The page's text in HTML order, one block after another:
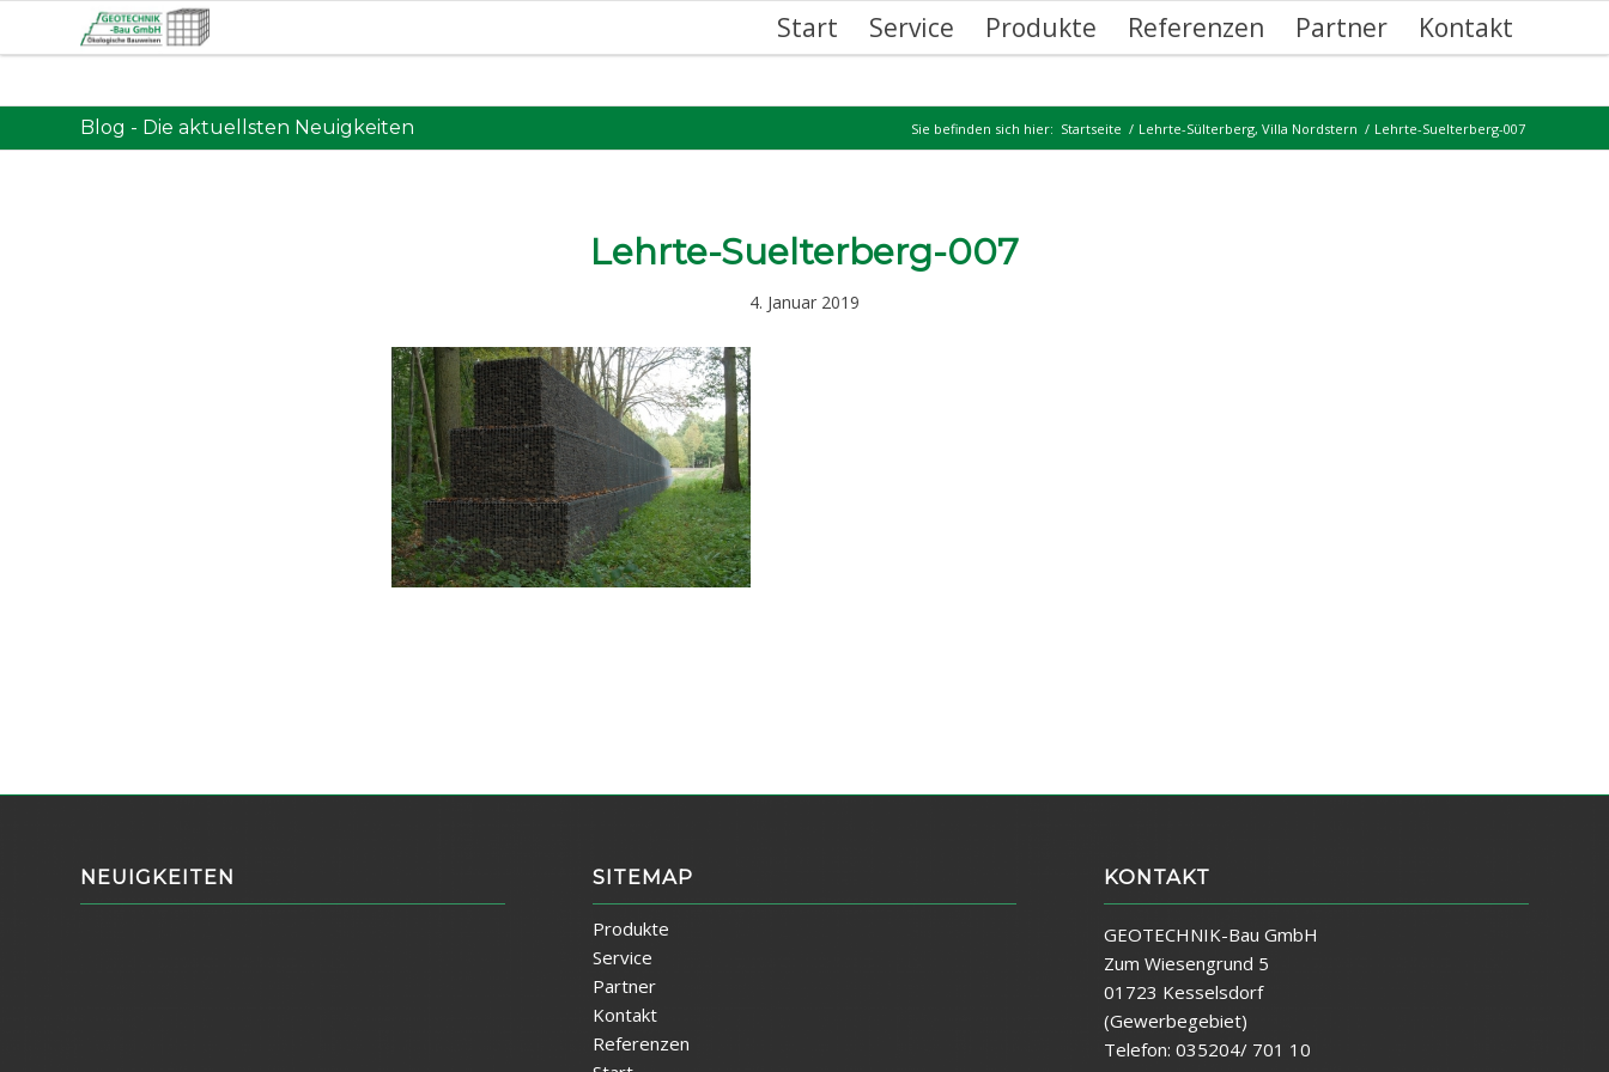
Start Service Produkte Referenzen Partner Kontakt
Blog - Die aktuellsten Neuigkeiten Sie befinden sich hier: Startseite / Lehrte-Sülterberg, Villa Nordstern / Lehrte-Suelterberg-007
Lehrte-Suelterberg-007
4. Januar 2019
NEUIGKEITEN SITEMAP
Produkte
Service
Partner
Kontakt
Referenzen
KONTAKT
GEOTECHNIK-Bau GmbH
Zum Wiesengrund 5
01723 Kesselsdorf
(Gewerbegebiet)
Telefon: 035204/ 701 10